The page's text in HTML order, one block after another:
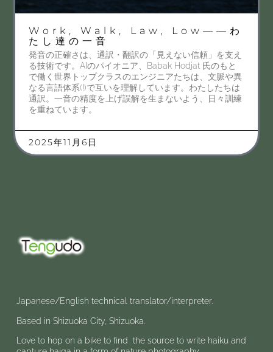
Work, Walk, Law, Low——わ
たし達の一音
発音の正確さは、通訳・翻訳の「見えない信頼」を支え
る技術です。AIのパイオニア、Babak Hodjat 氏のもと
で働く世界トップクラスのエンジニアたちは、文脈や異
なる言語体系(!)で互いを理解しています。わたしたちは
通訳。一音の精度を上げ誤解を生まないよう、日々訓練
を重ねています。
2025年11月6日
Japanese/English technical translator/interpreter.
Based in Shizuoka City, Shizuoka.
Love to hop on a bike to find the source to write haiku and